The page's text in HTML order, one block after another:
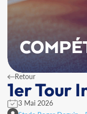
Retour
1er Tour
3 Mai 2026